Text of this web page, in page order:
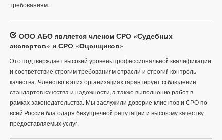
требованиям.
ООО АБО является членом СРО «Судебных
экспертов» и СРО «Оценщиков»
Это подтверждает высокий уровень профессиональной квалификации
и соответствие строгим требованиям отрасли и строгий контроль
качества. Членство в этих организациях гарантирует соблюдение
стандартов качества и надежности, а также выполнение работ в
рамках законодательства. Мы заслужили доверие клиентов и СРО по
всей России благодаря безупречной репутации и высокому качеству
предоставляемых услуг.